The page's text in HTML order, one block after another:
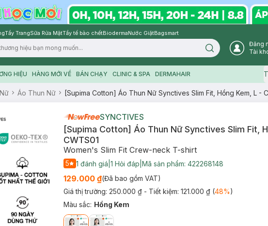
Tẩy TrangSữa Rửa MặtTẩy tế bào chếtBiodermaNước GiặtBagsmart
Search icon
Đăng
Tài
HIỆU HÀNG MỚI VỀ BÁN CHẠY CLINIC & SPA DERMAHAIR
Áo Thun Nữ [Supima Cotton] Áo Thun Nữ Synctives Slim Fit, Hồng Kem, L -
SYNCTIVES
[Supima Cotton] Áo Thun Nữ Synctives Slim Fit,
CWTS01
Women's Slim Fit Crew-neck T-shirt
5 1 đánh giá 1 Hỏi đáp Mã sản phẩm: 422268148
129.000 ₫(Đã bao gồm VAT)
Giá thị trường: 250.000 ₫ - Tiết kiệm: 121.000 ₫(48%)
Màu sắc: Hồng Kem